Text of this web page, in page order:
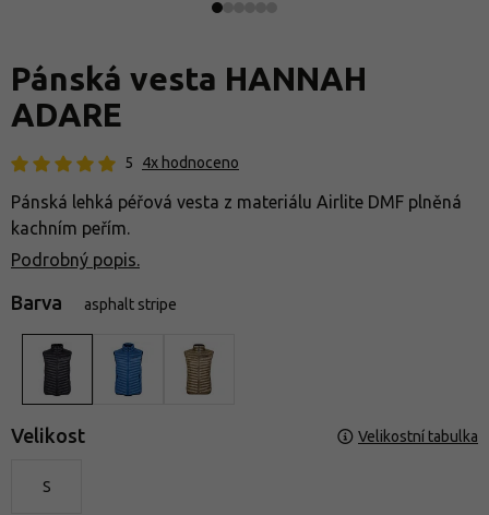
Pánská vesta HANNAH
ADARE
5 4x hodnoceno
Pánská lehká péřová vesta z materiálu Airlite DMF plněná
kachním peřím.
Podrobný popis.
Barva asphalt stripe
Velikost Velikostní tabulka
S